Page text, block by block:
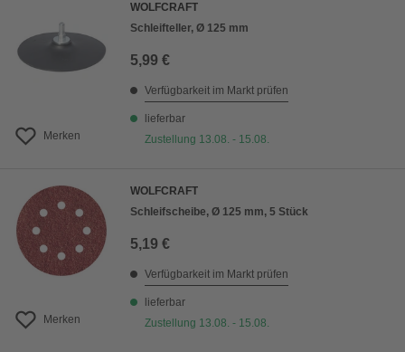
Merken
WOLFCRAFT
Schleifteller, Ø 125 mm
5,99 €
Verfügbarkeit im Markt prüfen
lieferbar
Zustellung 13.08. - 15.08.
Merken
WOLFCRAFT
Schleifscheibe, Ø 125 mm, 5 Stück
5,19 €
Verfügbarkeit im Markt prüfen
lieferbar
Zustellung 13.08. - 15.08.